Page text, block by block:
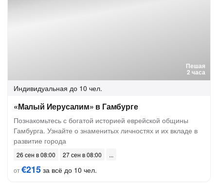
Пешая
2 часа
Индивидуальная до 10 чел.
«Малый Иерусалим» в Гамбурге
Познакомьтесь с богатой историей еврейской общины
Гамбурга. Узнайте о знаменитых личностях и их вкладе в
развитие города
26 сен в 08:00
27 сен в 08:00
от€215 за всё до 10 чел.